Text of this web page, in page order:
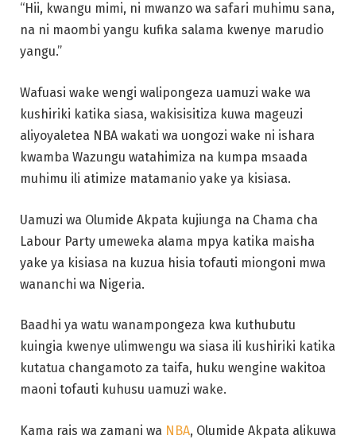
“Hii, kwangu mimi, ni mwanzo wa safari muhimu sana,
na ni maombi yangu kufika salama kwenye marudio
yangu.”
Wafuasi wake wengi walipongeza uamuzi wake wa
kushiriki katika siasa, wakisisitiza kuwa mageuzi
aliyoyaletea NBA wakati wa uongozi wake ni ishara
kwamba Wazungu watahimiza na kumpa msaada
muhimu ili atimize matamanio yake ya kisiasa.
Uamuzi wa Olumide Akpata kujiunga na Chama cha
Labour Party umeweka alama mpya katika maisha
yake ya kisiasa na kuzua hisia tofauti miongoni mwa
wananchi wa Nigeria.
Baadhi ya watu wanampongeza kwa kuthubutu
kuingia kwenye ulimwengu wa siasa ili kushiriki katika
kutatua changamoto za taifa, huku wengine wakitoa
maoni tofauti kuhusu uamuzi wake.
Kama rais wa zamani wa NBA, Olumide Akpata alikuwa